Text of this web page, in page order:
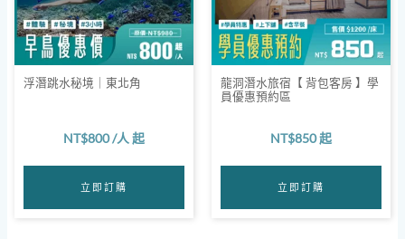
浮潛跳水秘境｜東北角
NT$800/人 起
立即訂購
龍洞潛水旅宿【 背包客房 】學
員優惠預約區
NT$850起
立即訂購